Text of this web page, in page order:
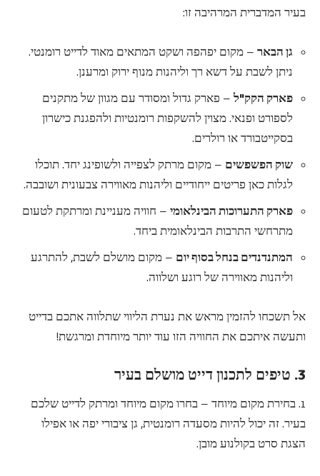
בעיר המדברית המרהיבה זו:
גן הבאר – מקום יפהפה ושקט המתאים מאוד לדייט רומנטי.
ניתן לשבת על דשא רך וליהנות מנוף ירוק ומרענן.
פארק הקק"ל– פארק גדול ומסודר עם מגוון של מתקנים
לספורט ופנאי. מצוין להשקפות רומנטיות ולהפגנת כישרון
בסקייטבורד או רולרים.
שוק הפשפשים – מקום מרתק לצפייה ולשופינג יחד. תוכלו
לגלות כאן פריטים ייחודיים וליהנות מאווירה צבעונית ושובבה.
פארק התערוכות הבינלאומי – חוויה מעניינת ומרתקת לטעום
מתרחשי התרבות הבינלאומית ביחד.
המתנדנדים בנחל בסוף יום – מקום מושלם לשבת, להתרגע
וליהנות מאווירה של רוגע ושלווה.
אל תשכחו להזמין מראש את נערת הליווי שתלווה אתכם בדייט
ותעשה איתכם את החוויה הזו עוד יותר מיוחדת ומרגשת!
3. טיפים לתכנון דייט מושלם בעיר
1. בחירת מקום מיוחד – בחרו מקום מיוחד ומרתק לדייט שלכם
בעיר. זה יכול להיות מסעדה רומנטית, גן ציבורי יפה או אפילו
הצגת סרט בקולנוע מובן.